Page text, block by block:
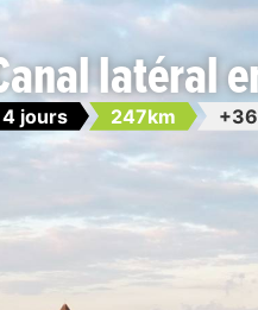
latéral
4 jours 247km